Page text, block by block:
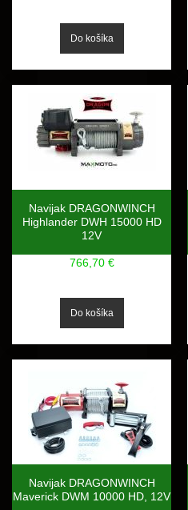
Navijak DRAGONWINCH
Highlander DWH 15000 HD
12V
766,70 €
Navijak DRAGONWINCH
Maverick DWM 10000 HD, 12V